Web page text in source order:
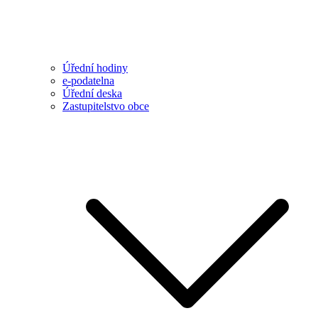
Úřední hodiny
e-podatelna
Úřední deska
Zastupitelstvo obce